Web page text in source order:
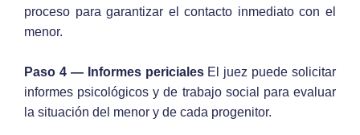
proceso para garantizar el contacto inmediato con el
menor.
Paso 4 — Informes pericialesEl juez puede solicitar
informes psicológicos y de trabajo social para evaluar
la situación del menor y de cada progenitor.